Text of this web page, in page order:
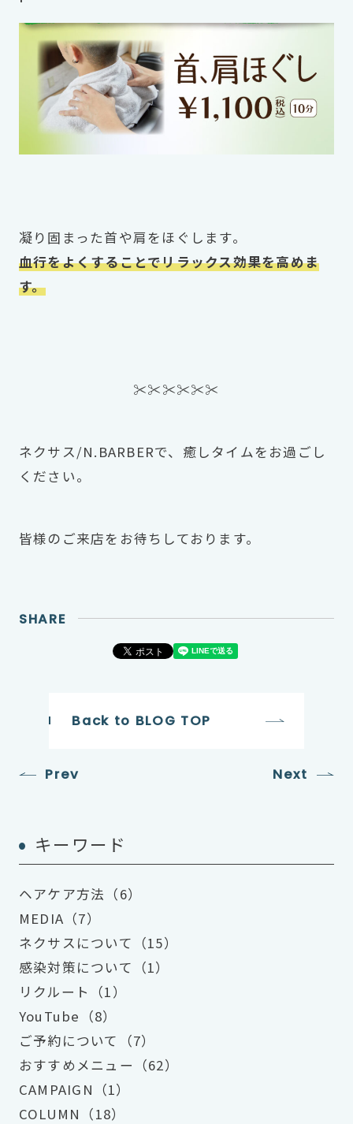
凝り固まった首や肩をほぐします。
血行をよくすることでリラックス効果を高めま
す。
✂︎✂︎✂︎✂︎✂︎✂︎
ネクサス/N.BARBERで、癒しタイムをお過ごし
ください。
皆様のご来店をお待ちしております。
SHARE
Prev
Back to BLOG TOP
Next
キーワード
ヘアケア方法（6）
MEDIA（7）
ネクサスについて（15）
感染対策について（1）
リクルート（1）
YouTube（8）
ご予約について（7）
おすすめメニュー（62）
CAMPAIGN（1）
COLUMN（18）